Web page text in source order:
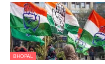
BHOPAL